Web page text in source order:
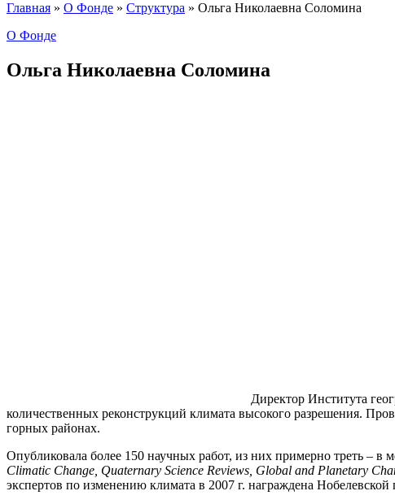
Главная » О Фонде » Структура » Ольга Николаевна Соломина
О Фонде
Ольга Николаевна Соломина
Директор Института
количественных реконструкций климата высокого разрешения.
горных районах.
Опубликовала более 150 научных работ, из них примерно треть –
Climatic Change, Quaternary Science Reviews, Global and Planetary
экспертов по изменению климата в 2007 г. награждена